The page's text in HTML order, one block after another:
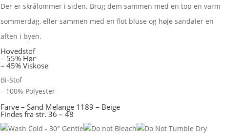
Der er skrålommer i siden. Brug dem sammen med en top en varm
sommerdag, eller sammen med en flot bluse og høje sandaler en
aften i byen.
Hovedstof
– 55% Hør
– 45% Viskose
Bi-Stof
– 100% Polyester
Farve – Sand Melange 1189 – Beige
Findes fra str. 36 – 48